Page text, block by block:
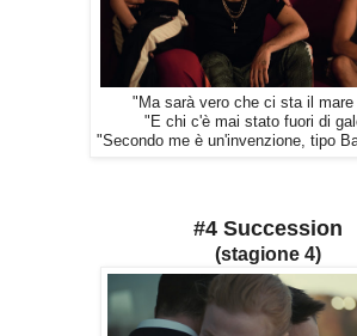
"Ma sarà vero che ci sta il mare
"E chi c'è mai stato fuori di
"Secondo me è un'invenzione, tipo
#4 Succession
(stagione 4)